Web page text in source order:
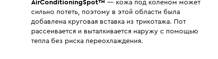
AirConditioningSpot™ — кожа под коленом может
сильно потеть, поэтому в этой области была
добавлена круговая вставка из трикотажа. Пот
рассеивается и выталкивается наружу с помощью
тепла без риска переохлаждения.